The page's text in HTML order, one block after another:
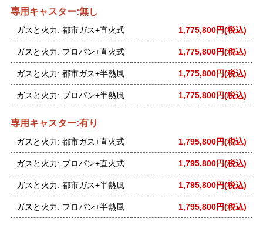
専用キャスター:無し
ガスと火力: 都市ガス+直火式 1,775,800円(税込)
ガスと火力: プロパン+直火式 1,775,800円(税込)
ガスと火力: 都市ガス+半熱風 1,775,800円(税込)
ガスと火力: プロパン+半熱風 1,775,800円(税込)
専用キャスター:有り
ガスと火力: 都市ガス+直火式 1,795,800円(税込)
ガスと火力: プロパン+直火式 1,795,800円(税込)
ガスと火力: 都市ガス+半熱風 1,795,800円(税込)
ガスと火力: プロパン+半熱風 1,795,800円(税込)